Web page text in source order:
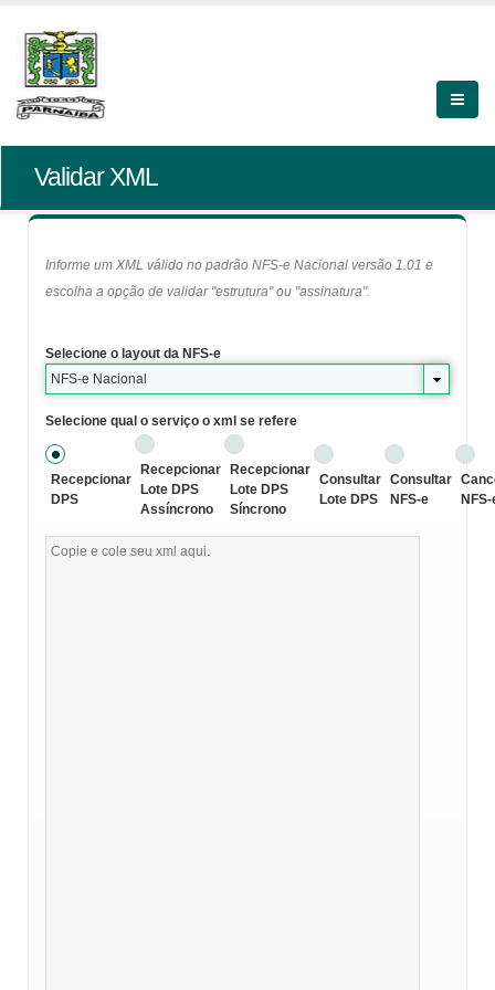
Validar XML
Informe um XML válido no padrão NFS-e Nacional versão 1.01 e
escolha a opção de validar "estrutura" ou "assinatura".
Selecione o layout da NFS-e
NFS-e Nacional
Selecione qual o serviço o xml se refere
Recepcionar
DPS
Recepcionar
Lote DPS
Assíncrono
Recepcionar
Lote DPS
Síncrono
Consultar
Lote DPS
Consultar
NFS-e
NFS-